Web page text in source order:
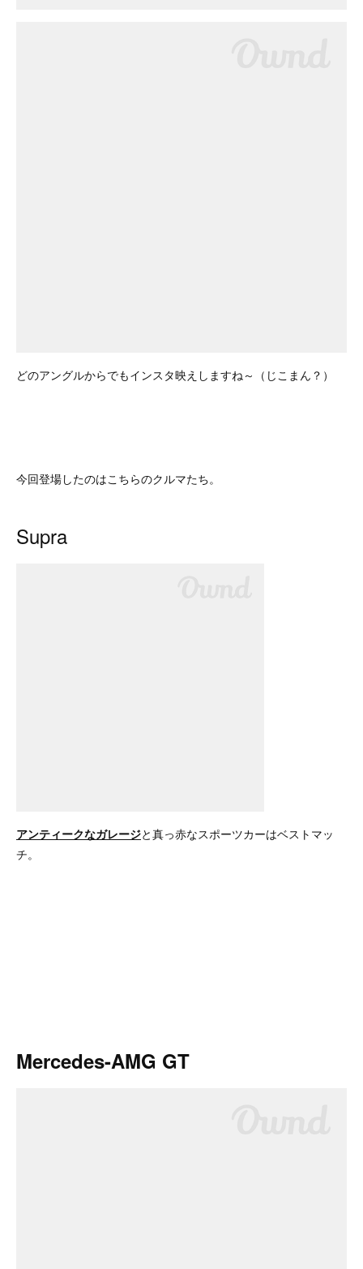
どのアングルからでもインスタ映えしますね～（じこまん？）
今回登場したのはこちらのクルマたち。
Supra
アンティークなガレージと真っ赤なスポーツカーはベストマッ
チ。
Mercedes-AMG GT